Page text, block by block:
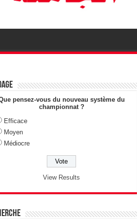
pensez-vous du nouveau système du
championnat ?
Efficace
Moyen
Médiocre
View Results